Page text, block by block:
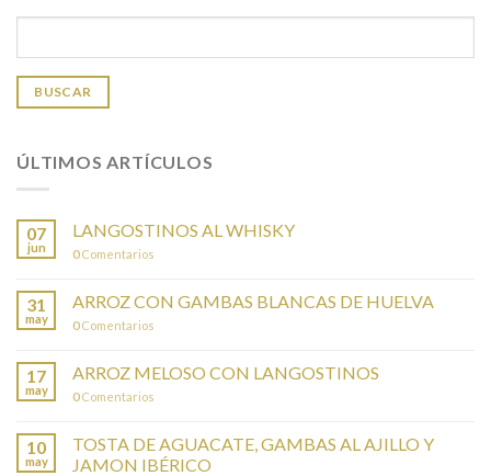
BUSCAR
ÚLTIMOS ARTÍCULOS
07
jun
LANGOSTINOS AL WHISKY
0Comentarios
31
may
ARROZ CON GAMBAS BLANCAS DE HUELVA
0Comentarios
17
may
ARROZ MELOSO CON LANGOSTINOS
0Comentarios
10
may
TOSTA DE AGUACATE, GAMBAS AL AJILLO Y
JAMON IBÉRICO